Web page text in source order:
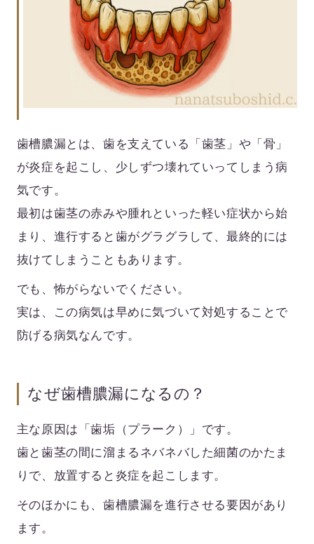
歯槽膿漏とは、歯を支えている「歯茎」や「骨」
が炎症を起こし、少しずつ壊れていってしまう病
気です。
最初は歯茎の赤みや腫れといった軽い症状から始
まり、進行すると歯がグラグラして、最終的には
抜けてしまうこともあります。
でも、怖がらないでください。
実は、この病気は早めに気づいて対処することで
防げる病気なんです。
なぜ歯槽膿漏になるの？
主な原因は「歯垢（プラーク）」です。
歯と歯茎の間に溜まるネバネバした細菌のかたま
りで、放置すると炎症を起こします。
そのほかにも、歯槽膿漏を進行させる要因があり
ます。